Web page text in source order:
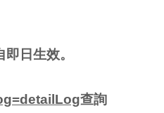
日生效。
查詢